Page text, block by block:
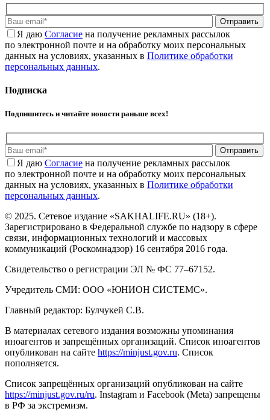
Отправить
Я даю Cогласие на получение рекламных рассылок
по электронной почте и на обработку моих персональных
данных на условиях, указанных в Политике обработки
персональных данных.
Подписка
Подпишитесь и читайте новости раньше всех!
Отправить
Я даю Cогласие на получение рекламных рассылок
по электронной почте и на обработку моих персональных
данных на условиях, указанных в Политике обработки
персональных данных.
© 2025. Сетевое издание «SAKHALIFE.RU» (18+).
Зарегистрировано в Федеральной службе по надзору в сфере
связи, информационных технологий и массовых
коммуникаций (Роскомнадзор) 16 сентября 2016 года.
Свидетельство о регистрации ЭЛ № ФС 77–67152.
Учредитель СМИ: ООО «ЮНИОН СИСТЕМС».
Главный редактор: Булчукей С.В.
В материалах сетевого издания возможны упоминания
иноагентов и запрещённых организаций. Список иноагентов
опубликован на сайте https://minjust.gov.ru. Список
пополняется.
Список запрещённых организаций опубликован на сайте
https://minjust.gov.ru/ru. Instagram и Facebook (Metа) запрещены
в РФ за экстремизм.